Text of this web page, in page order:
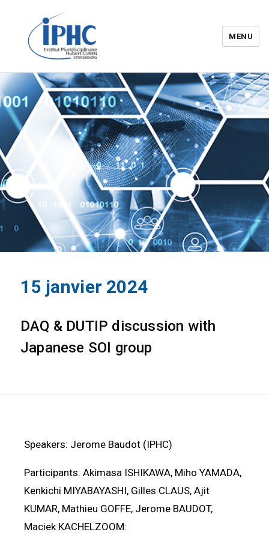
Institut pluridisciplinaire Hubert
Curien – IPHC
MENU
15 janvier 2024
DAQ & DUTIP discussion with
Japanese SOI group
Speakers: Jerome Baudot (IPHC)
Participants: Akimasa ISHIKAWA, Miho YAMADA,
Kenkichi MIYABAYASHI, Gilles CLAUS, Ajit
KUMAR, Mathieu GOFFE, Jerome BAUDOT,
Maciek KACHELZOOM: